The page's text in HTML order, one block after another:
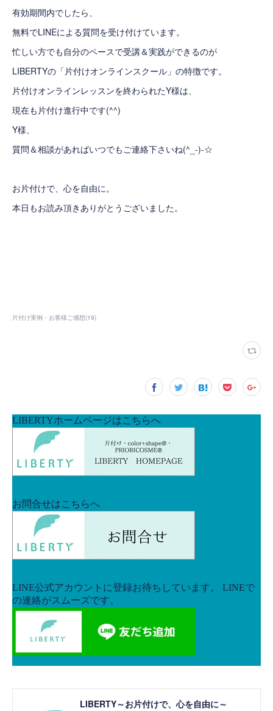
有効期間内でしたら、
無料でLINEによる質問を受け付けています。
忙しい方でも自分のペースで受講＆実践ができるのが
LIBERTYの「片付けオンラインスクール」の特徴です。
片付けオンラインレッスンを終わられたY様は、
現在も片付け進行中です(^^)
Y様、
質問＆相談があればいつでもご連絡下さいね(^_-)-☆
お片付けで、心を自由に。
本日もお読み頂きありがとうございました。
片付け実例・お客様ご感想(19)
LIBERTY～お片付けで、心を自由に～